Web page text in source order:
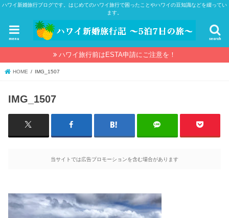
ハワイ新婚旅行ブログです。はじめてのハワイ旅行で困ったことやハワイの豆知識などを綴ってい
ます。
search
menu
ハワイ旅行前はESTA申請にご注意を！
HOME IMG_1507
IMG_1507
当サイトでは広告プロモーションを含む場合があります